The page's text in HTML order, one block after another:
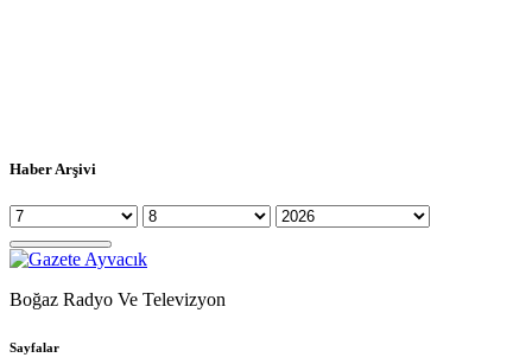
Haber Arşivi
Boğaz Radyo Ve Televizyon
Sayfalar